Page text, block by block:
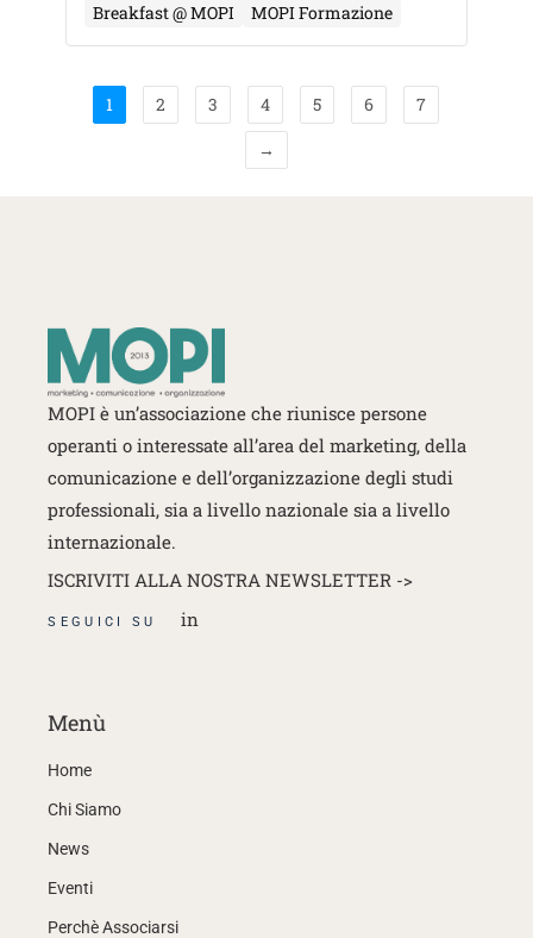
Breakfast @ MOPI MOPI Formazione
1 2 3 4 5 6
7
→
MOPI è un’associazione che riunisce persone
operanti o interessate all’area del marketing, della
comunicazione e dell’organizzazione degli studi
professionali, sia a livello nazionale sia a livello
internazionale.
ISCRIVITI ALLA NOSTRA NEWSLETTER ->
SEGUICI SU in
Menù
Home
Chi Siamo
News
Eventi
Perchè Associarsi